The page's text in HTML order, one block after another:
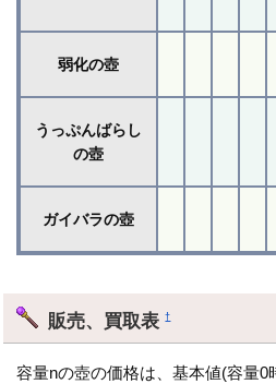
弱化の壺
うっぷんばらし
の壺
ガイバラの壺
販売、買取表†
容量nの壺の価格は、基本値(容量0